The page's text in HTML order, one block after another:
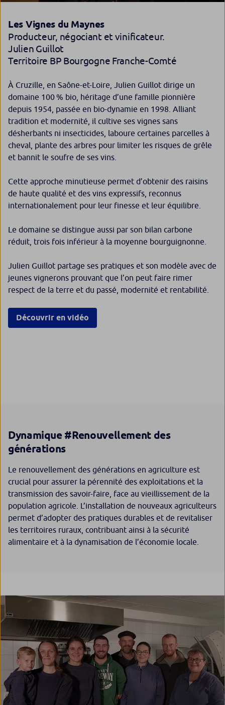
Les Vignes du Maynes
Producteur, négociant et vinificateur.
Julien Guillot
Territoire BP Bourgogne Franche-Comté
À Cruzille, en Saône-et-Loire, Julien Guillot dirige un
domaine 100 % bio, héritage d’une famille pionnière
depuis 1954, passée en bio-dynamie en 1998. Alliant
tradition et modernité, il cultive ses vignes sans
désherbants ni insecticides, laboure certaines parcelles à
cheval, plante des arbres pour limiter les risques de grêle
et bannit le soufre de ses vins.
Cette approche minutieuse permet d’obtenir des raisins
de haute qualité et des vins expressifs, reconnus
internationalement pour leur finesse et leur équilibre.
Le domaine se distingue aussi par son bilan carbone
réduit, trois fois inférieur à la moyenne bourguignonne.
Julien Guillot partage ses pratiques et son modèle avec de
jeunes vignerons prouvant que l’on peut faire rimer
respect de la terre et du passé, modernité et rentabilité.
Découvrir en vidéo
Dynamique #Renouvellement des
générations
Le renouvellement des générations en agriculture est
crucial pour assurer la pérennité des exploitations et la
transmission des savoir-faire, face au vieillissement de la
population agricole. L’installation de nouveaux agriculteurs
permet d’adopter des pratiques durables et de revitaliser
les territoires ruraux, contribuant ainsi à la sécurité
alimentaire et à la dynamisation de l’économie locale.